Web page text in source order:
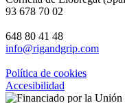
93 678 70 02
648 80 41 48
info@rigandgrip.com
Política de cookies
Accesibilidad